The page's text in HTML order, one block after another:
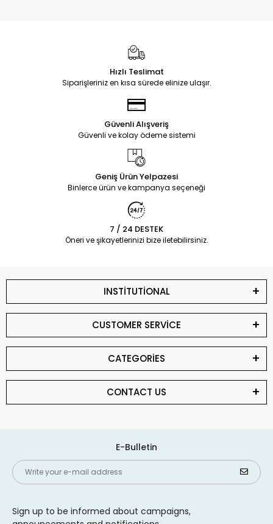
Hızlı Teslimat
Siparişleriniz en kısa sürede elinize ulaşır.
Güvenli Alışveriş
Güvenli ve kolay ödeme sistemi
Geniş Ürün Yelpazesi
Binlerce ürün ve kampanya seçeneği
7 / 24 DESTEK
Öneri ve şikayetlerinizi bize iletebilirsiniz.
INSTİTUTİONAL
CUSTOMER SERVİCE
CATEGORİES
CONTACT US
E-Bulletin
Sign up to be informed about campaigns,